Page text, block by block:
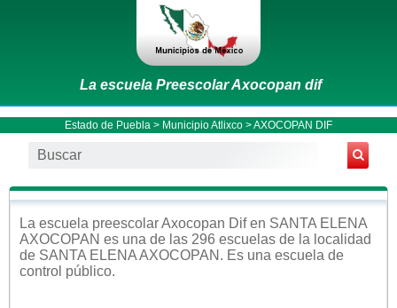
La escuela Preescolar Axocopan dif
Estado de Puebla > Municipio Atlixco > AXOCOPAN DIF
La escuela preescolarAxocopan Difen SANTA ELENA
AXOCOPAN es una de las 296 escuelas de la localidad
de SANTA ELENA AXOCOPAN . Es una escuela de
control público.